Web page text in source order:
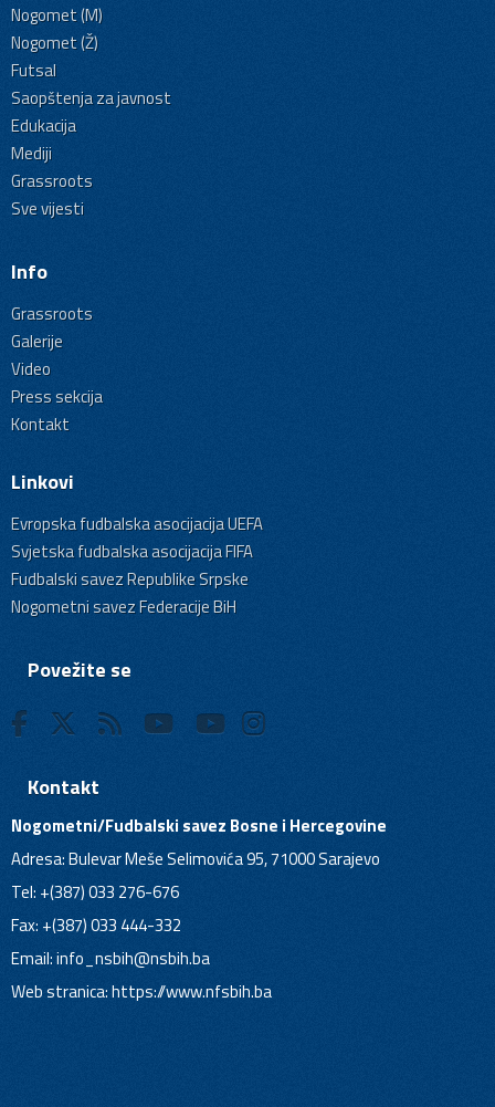
Nogomet (M)
Nogomet (Ž)
Futsal
Saopštenja za javnost
Edukacija
Mediji
Grassroots
Sve vijesti
Info
Grassroots
Galerije
Video
Press sekcija
Kontakt
Linkovi
Evropska fudbalska asocijacija UEFA
Svjetska fudbalska asocijacija FIFA
Fudbalski savez Republike Srpske
Nogometni savez Federacije BiH
Povežite se
Kontakt
Nogometni/Fudbalski savez Bosne i Hercegovine
Adresa: Bulevar Meše Selimovića 95, 71000 Sarajevo
Tel: +(387) 033 276-676
Fax: +(387) 033 444-332
Email:info_nsbih@nsbih.ba
Web stranica: https://www.nfsbih.ba